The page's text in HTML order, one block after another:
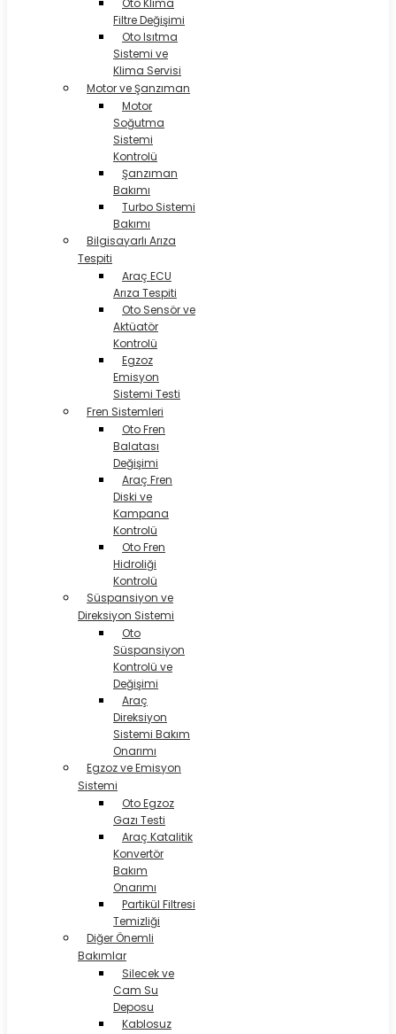
Oto Klima
Filtre Değişimi
Oto Isıtma
Sistemi ve
Klima Servisi
Motor ve Şanzıman
Motor
Soğutma
Sistemi
Kontrolü
Şanzıman
Bakımı
Turbo Sistemi
Bakımı
Bilgisayarlı Arıza
Tespiti
Araç ECU
Arıza Tespiti
Oto Sensör ve
Aktüatör
Kontrolü
Egzoz
Emisyon
Sistemi Testi
Fren Sistemleri
Oto Fren
Balatası
Değişimi
Araç Fren
Diski ve
Kampana
Kontrolü
Oto Fren
Hidroliği
Kontrolü
Süspansiyon ve
Direksiyon Sistemi
Oto
Süspansiyon
Kontrolü ve
Değişimi
Araç
Direksiyon
Sistemi Bakım
Onarımı
Egzoz ve Emisyon
Sistemi
Oto Egzoz
Gazı Testi
Araç Katalitik
Konvertör
Bakım
Onarımı
Partikül Filtresi
Temizliği
Diğer Önemli
Bakımlar
Silecek ve
Cam Su
Deposu
Kablosuz